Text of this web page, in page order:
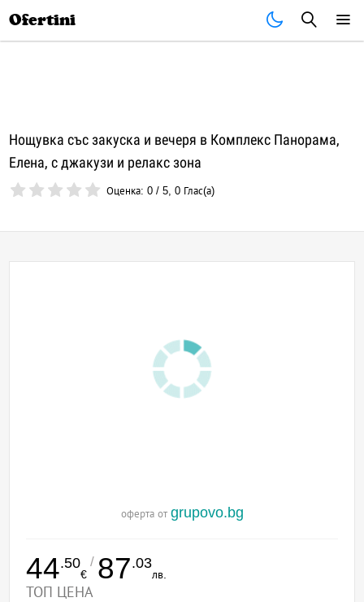
Ofertini
Нощувка със закуска и вечеря в Комплекс Панорама,
Елена, с джакузи и релакс зона
Оценка:0 /5,0 Глас(а)
оферта от grupovo.bg
44.50
€
/ 87.03
лв.
ТОП ЦЕНА